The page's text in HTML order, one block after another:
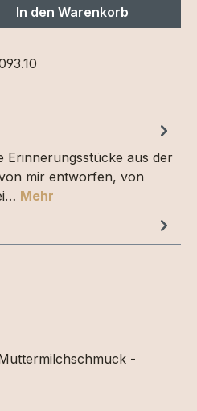
den
In den Warenkorb
Erinnerungsstücke aus der
mir entworfen, von
Mehr
-